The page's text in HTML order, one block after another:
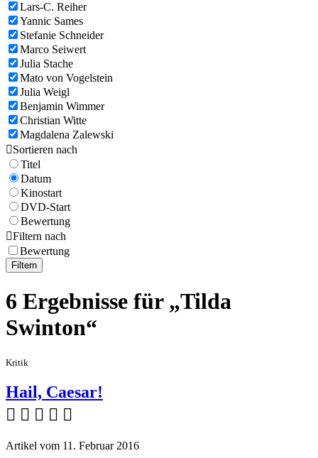
Lars-C. Reiher
Yannic Sames
Stefanie Schneider
Marco Seiwert
Julia Stache
Mato von Vogelstein
Julia Weigl
Benjamin Wimmer
Christian Witte
Magdalena Zalewski
Sortieren nach
Titel
Datum
Kinostart
DVD-Start
Bewertung
Filtern nach
Bewertung
Filtern
6 Ergebnisse für „Tilda
Swinton“
Kritik
Hail, Caesar!
    
Artikel vom 11. Februar 2016